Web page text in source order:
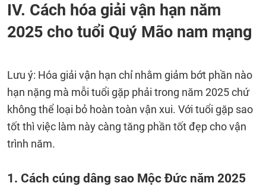
IV. Cách hóa giải vận hạn năm
2025 cho tuổi Quý Mão nam mạng
Lưu ý: Hóa giải vận hạn chỉ nhằm giảm bớt phần nào
hạn nặng mà mỗi tuổi gặp phải trong năm 2025 chứ
không thể loại bỏ hoàn toàn vận xui. Với tuổi gặp sao
tốt thì việc làm này càng tăng phần tốt đẹp cho vận
trình năm.
1. Cách cúng dâng sao Mộc Đức năm 2025